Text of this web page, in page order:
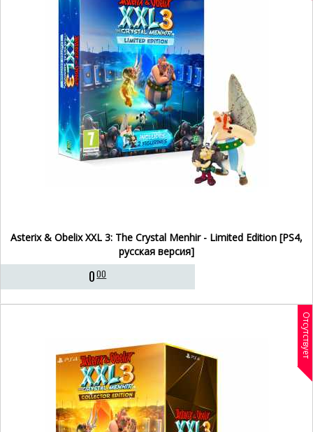
Asterix & Obelix XXL 3: The Crystal Menhir - Limited Edition [PS4,
русская версия]
000
Отсутствует